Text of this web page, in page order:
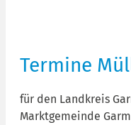
Termine
für den Landkreis
Marktgemeinde